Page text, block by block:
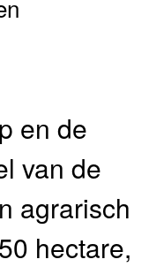
en de
van de
agrarisch
hectare,